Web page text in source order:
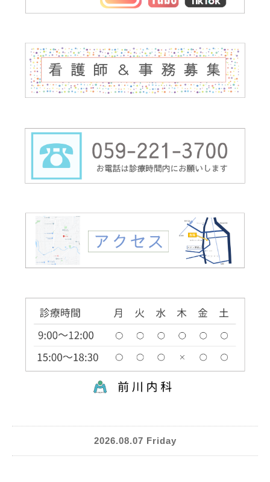
2026.08.07 Friday